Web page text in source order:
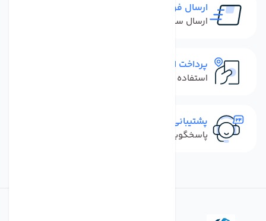
ارسال فوری
ارسال سفارش در کمترین زمان ممکن
پرداخت امن
استفاده از روش‌های پرداخت امن
پشتیبانی سریع
پاسخگویی سریع به تماس‌ها و پیام‌ها